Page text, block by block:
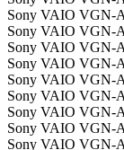
Sony VAIO VGN-
Sony VAIO VGN-
Sony VAIO VGN-
Sony VAIO VGN-
Sony VAIO VGN-
Sony VAIO VGN-
Sony VAIO VGN-
Sony VAIO VGN-
Sony VAIO VGN-